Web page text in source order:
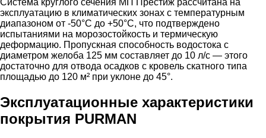
эксплуатацию в климатических зонах с температурным
диапазоном от -50°C до +50°C, что подтверждено
испытаниями на морозостойкость и термическую
деформацию. Пропускная способность водостока с
диаметром желоба 125 мм составляет до 10 л/с — этого
достаточно для отвода осадков с кровель скатного типа
площадью до 120 м² при уклоне до 45°.
Эксплуатационные характеристики
покрытия PURMAN